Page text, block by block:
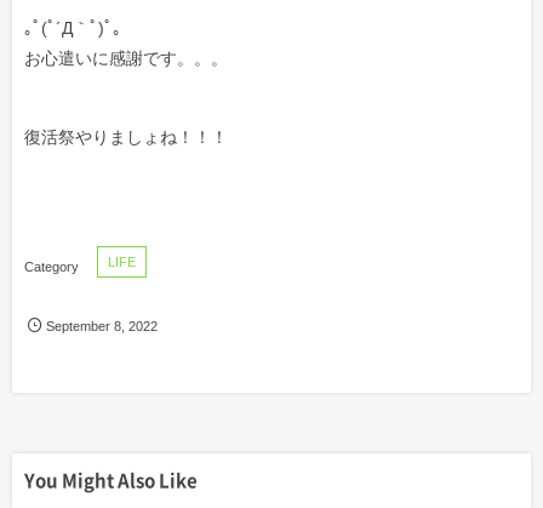
｡ﾟ(ﾟ´Д｀ﾟ)ﾟ｡
お心遣いに感謝です。。。
復活祭やりましょね！！！
LIFE
September 8 ,2022
You Might Also Like